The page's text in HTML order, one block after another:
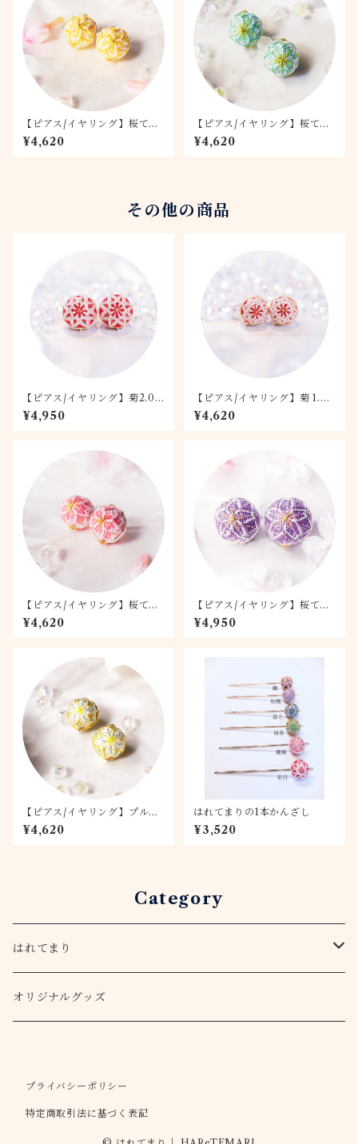
【ピアス/イヤリング】桜てま
り -月桜- 1.5
¥4,620
【ピアス/イヤリング】桜てま
り -若桜- 1.5
¥4,620
その他の商品
【ピアス/イヤリング】菊2.0c
m 紅白
¥4,950
【ピアス/イヤリング】菊 1.5c
m 紅白
¥4,620
【ピアス/イヤリング】桜てま
り -桃桜- 1.5
¥4,620
【ピアス/イヤリング】桜てま
り -藤桜- 2.0
¥4,950
【ピアス/イヤリング】プルメ
リア 1.5
¥4,620
はれてまりの1本かんざし
¥3,520
Category
はれてまり
てまりキット
ピアス・イヤリング
ストラップ
オリジナルグッズ
プライバシーポリシー
特定商取引法に基づく表記